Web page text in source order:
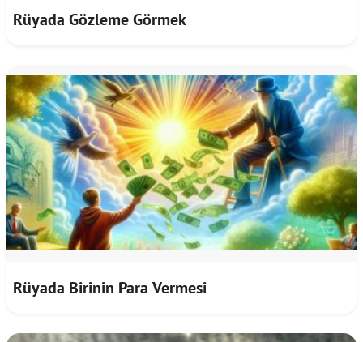
Rüyada Gözleme Görmek
Rüyada Birinin Para Vermesi